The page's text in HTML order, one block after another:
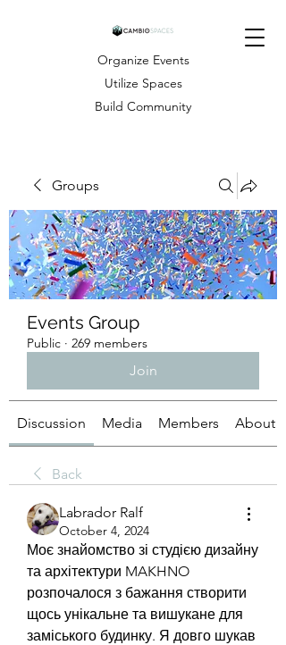
Organize Events
Utilize Spaces
Build Community
Groups
Events Group
Public · 269 members
Join
Discussion Media Members About
Back
Labrador Ralf
October 4, 2024
Моє знайомство зі студією дизайну
та архітектури MAKHNO
розпочалося з бажання створити
щось унікальне та вишукане для
заміського будинку. Я довго шукав